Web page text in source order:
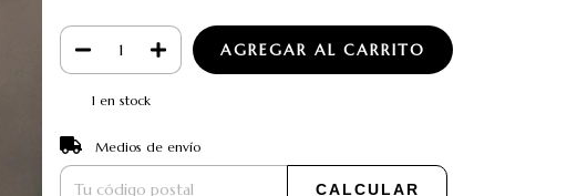
1 en stock
Entregas para el CP:
Medios de envío
CALCULAR